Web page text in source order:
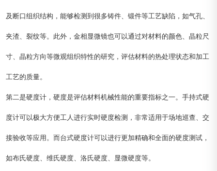
及断口组织结构，能够检测到很多铸件、锻件等工艺缺陷，如气孔、
夹渣、裂纹等。此外，金相显微镜也可以通过对材料的颜色、晶粒尺
寸、晶粒方向等微观组织特性的研究，评估材料的热处理状态和加工
工艺的质量。
第二是硬度计，硬度是评估材料机械性能的重要指标之一。手持式硬
度计可以极大方便工人进行实时硬度检测，非常适用于场地巡查、交
接验收等应用。而台式硬度计可以进行更加精确和全面的硬度测试，
如布氏硬度、维氏硬度、洛氏硬度、显微硬度等。